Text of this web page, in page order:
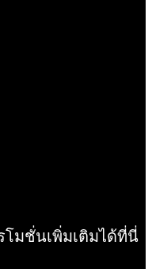
มชั่นเพิ่มเติมได้ที่นี่